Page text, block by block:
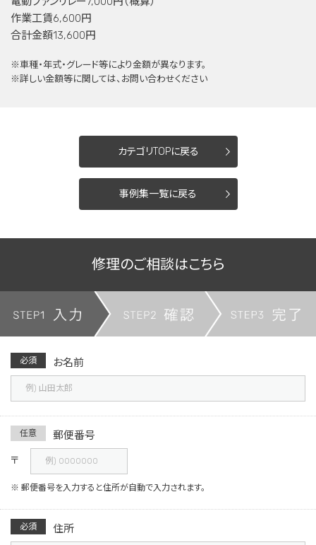
作業工賃6,600円
合計金額13,600円
※車種・年式・グレード等により金額が異なります。
※詳しい金額等に関しては、お問い合わせください
カテゴリTOPに戻る
事例集一覧に戻る
修理のご相談はこちら
必須 お名前
任意 郵便番号
〒
※ 郵便番号を入力すると住所が自動で入力されます。
必須 住所